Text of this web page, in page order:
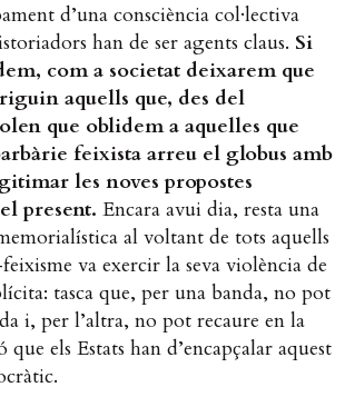
d’una consciència col·lectiva
han de ser agents claus. Si
com a societat deixarem que
aquells que, des del
que oblidem a aquelles que
feixista arreu el globus amb
les noves propostes
present. Encara avui dia, resta una
al voltant de tots aquells
va exercir la seva violència de
tasca que, per una banda, no pot
i, per l’altra, no pot recaure en la
els Estats han d’encapçalar aquest